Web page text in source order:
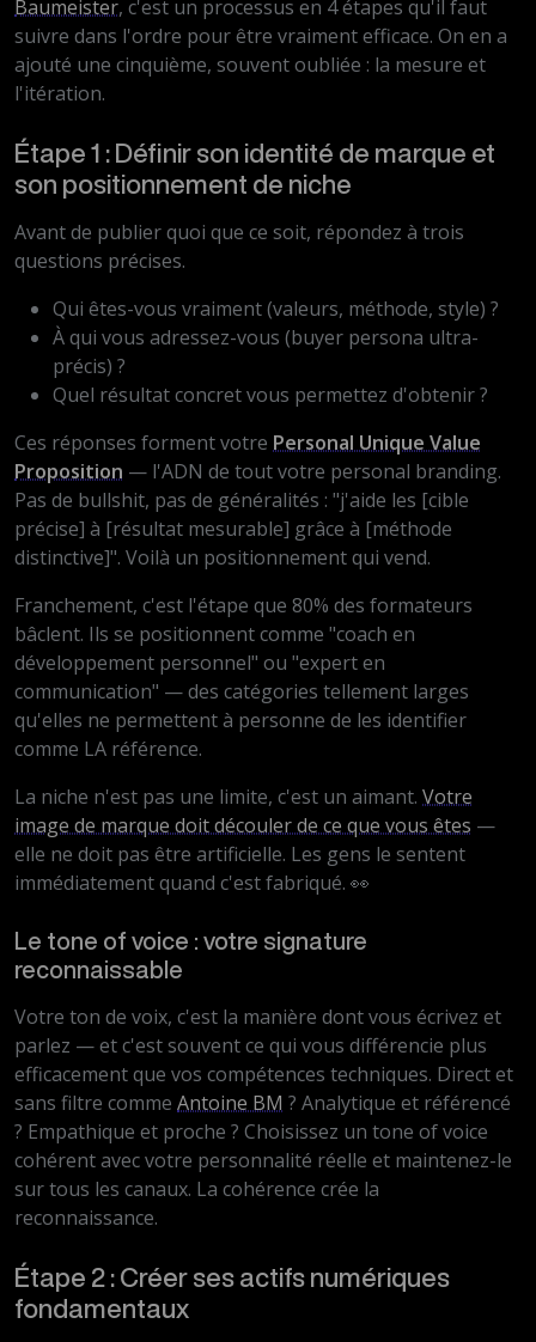
Baumeister, c'est un processus en 4 étapes qu'il faut
suivre dans l'ordre pour être vraiment efficace. On en a
ajouté une cinquième, souvent oubliée : la mesure et
l'itération.
Étape 1 : Définir son identité de marque et
son positionnement de niche
Avant de publier quoi que ce soit, répondez à trois
questions précises.
Qui êtes-vous vraiment (valeurs, méthode, style) ?
À qui vous adressez-vous (buyer persona ultra-
précis) ?
Quel résultat concret vous permettez d'obtenir ?
Ces réponses forment votre Personal Unique Value
Proposition — l'ADN de tout votre personal branding.
Pas de bullshit, pas de généralités : "j'aide les [cible
précise] à [résultat mesurable] grâce à [méthode
distinctive]". Voilà un positionnement qui vend.
Franchement, c'est l'étape que 80% des formateurs
bâclent. Ils se positionnent comme "coach en
développement personnel" ou "expert en
communication" — des catégories tellement larges
qu'elles ne permettent à personne de les identifier
comme LA référence.
La niche n'est pas une limite, c'est un aimant. Votre
image de marque doit découler de ce que vous êtes —
elle ne doit pas être artificielle. Les gens le sentent
immédiatement quand c'est fabriqué. 👀
Le tone of voice : votre signature
reconnaissable
Votre ton de voix, c'est la manière dont vous écrivez et
parlez — et c'est souvent ce qui vous différencie plus
efficacement que vos compétences techniques. Direct et
sans filtre comme Antoine BM ? Analytique et référencé
? Empathique et proche ? Choisissez un tone of voice
cohérent avec votre personnalité réelle et maintenez-le
sur tous les canaux. La cohérence crée la
reconnaissance.
Étape 2 : Créer ses actifs numériques
fondamentaux